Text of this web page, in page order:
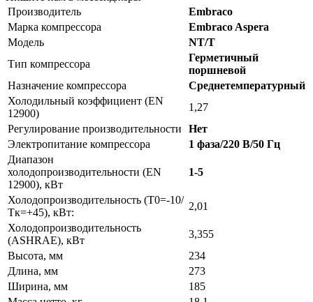
Производитель
Embraco
Марка компрессора
Embraco Aspera
Модель
NT/T
Тип компрессора
Герметичный
поршневой
Назначение компрессора
Среднетемпературный
Холодильный коэффициент (EN
12900)
1,27
Регулирование производительности
Нет
Электропитание компрессора
1 фаза/220 В/50 Гц
Диапазон
холодопроизводительности (EN
12900), кВт
1-5
Холодопроизводительность (Т0=-10/
Тк=+45), кВт:
2,01
Холодопроизводительность
(ASHRAE), кВт
3,355
Высота, мм
234
Длина, мм
273
Ширина, мм
185